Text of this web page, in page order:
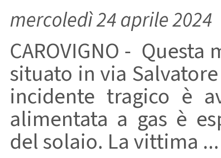
mercoledì 24 aprile 2024
CAROVIGNO -
situato in via
incidente tragico è
alimentata a gas è
del solaio. La vittima ...